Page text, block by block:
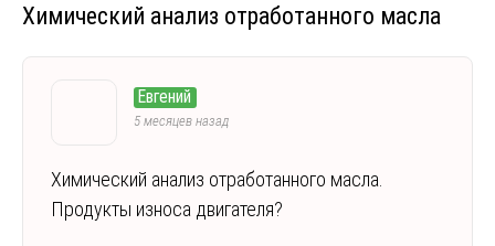
Химический анализ отработанного масла
Евгений
5 месяцев назад
Химический анализ отработанного масла.
Продукты износа двигателя?